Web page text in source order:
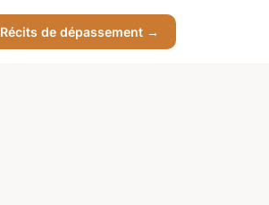
Récits de dépassement →